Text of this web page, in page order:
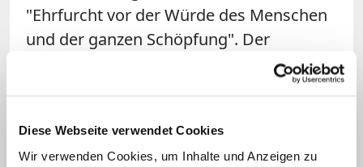
Diese Webseite verwendet Cookies
Wir verwenden Cookies, um Inhalte und Anzeigen zu
"Ehrfurcht vor der Würde des Menschen
und der ganzen Schöpfung". Der
Speyerer Bischof Karl-Heinz Wiesemann
Der ernannte Augsburger Bischof